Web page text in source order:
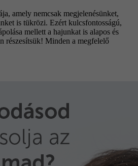
amely nemcsak megjelenésünket,
is tükrözi. Ezért kulcsfontosságú,
mellett a hajunkat is alapos és
részesítsük! Minden a megfelelő